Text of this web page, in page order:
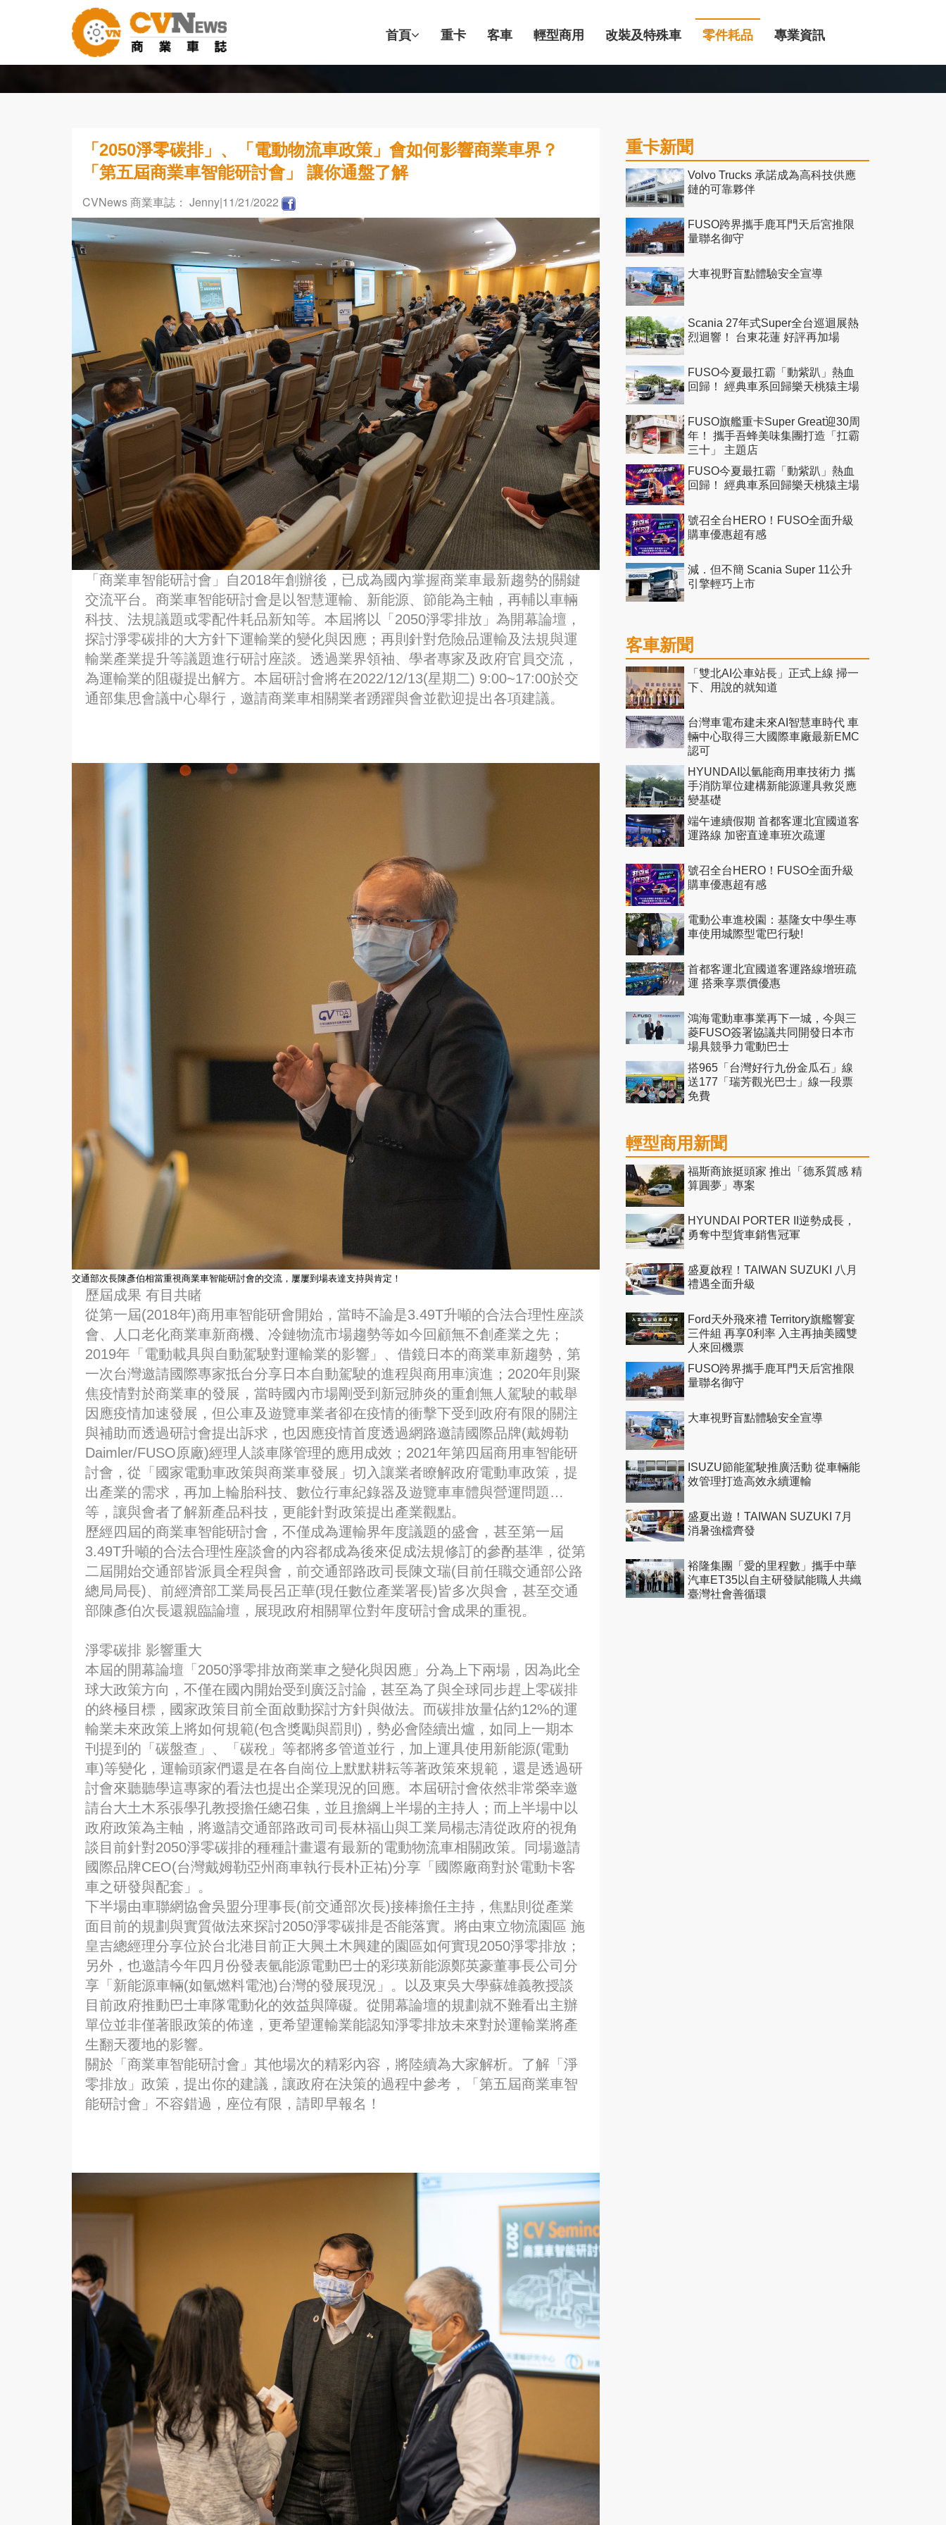
首頁 重卡 客車 輕型商用 改裝及特殊車 零件耗品 專業資訊
「2050淨零碳排」、「電動物流車政策」會如何影響商業車界？
「第五屆商業車智能研討會」 讓你通盤了解
CVNews 商業車誌： Jenny|11/21/2022
「商業車智能研討會」自2018年創辦後，已成為國內掌握商業車最新趨勢的關鍵
交流平台。商業車智能研討會是以智慧運輸、新能源、節能為主軸，再輔以車輛
科技、法規議題或零配件耗品新知等。本屆將以「2050淨零排放」為開幕論壇，
探討淨零碳排的大方針下運輸業的變化與因應；再則針對危險品運輸及法規與運
輸業產業提升等議題進行研討座談。透過業界領袖、學者專家及政府官員交流，
為運輸業的阻礙提出解方。本屆研討會將在2022/12/13(星期二) 9:00~17:00於交
通部集思會議中心舉行，邀請商業車相關業者踴躍與會並歡迎提出各項建議。
交通部次長陳彥伯相當重視商業車智能研討會的交流，屢屢到場表達支持與肯定！
歷屆成果 有目共睹
從第一屆(2018年)商用車智能研會開始，當時不論是3.49T升噸的合法合理性座談
會、人口老化商業車新商機、冷鏈物流市場趨勢等如今回顧無不創產業之先；
2019年「電動載具與自動駕駛對運輸業的影響」、借鏡日本的商業車新趨勢，第
一次台灣邀請國際專家抵台分享日本自動駕駛的進程與商用車演進；2020年則聚
焦疫情對於商業車的發展，當時國內市場剛受到新冠肺炎的重創無人駕駛的載舉
因應疫情加速發展，但公車及遊覽車業者卻在疫情的衝擊下受到政府有限的關注
與補助而透過研討會提出訴求，也因應疫情首度透過網路邀請國際品牌(戴姆勒
Daimler/FUSO原廠)經理人談車隊管理的應用成效；2021年第四屆商用車智能研
討會，從「國家電動車政策與商業車發展」切入讓業者瞭解政府電動車政策，提
出產業的需求，再加上輪胎科技、數位行車紀錄器及遊覽車車體與營運問題…
等，讓與會者了解新產品科技，更能針對政策提出產業觀點。
歷經四屆的商業車智能研討會，不僅成為運輸界年度議題的盛會，甚至第一屆
3.49T升噸的合法合理性座談會的內容都成為後來促成法規修訂的參酌基準，從第
二屆開始交通部皆派員全程與會，前交通部路政司長陳文瑞(目前任職交通部公路
總局局長)、前經濟部工業局長呂正華(現任數位產業署長)皆多次與會，甚至交通
部陳彥伯次長還親臨論壇，展現政府相關單位對年度研討會成果的重視。
淨零碳排 影響重大
本屆的開幕論壇「2050淨零排放商業車之變化與因應」分為上下兩場，因為此全
球大政策方向，不僅在國內開始受到廣泛討論，甚至為了與全球同步趕上零碳排
的終極目標，國家政策目前全面啟動探討方針與做法。而碳排放量佔約12%的運
輸業未來政策上將如何規範(包含獎勵與罰則)，勢必會陸續出爐，如同上一期本
刊提到的「碳盤查」、「碳稅」等都將多管道並行，加上運具使用新能源(電動
車)等變化，運輸頭家們還是在各自崗位上默默耕耘等著政策來規範，還是透過研
討會來聽聽學這專家的看法也提出企業現況的回應。本屆研討會依然非常榮幸邀
請台大土木系張學孔教授擔任總召集，並且擔綱上半場的主持人；而上半場中以
政府政策為主軸，將邀請交通部路政司司長林福山與工業局楊志清從政府的視角
談目前針對2050淨零碳排的種種計畫還有最新的電動物流車相關政策。同場邀請
國際品牌CEO(台灣戴姆勒亞州商車執行長朴正祐)分享「國際廠商對於電動卡客
車之研發與配套」。
下半場由車聯網協會吳盟分理事長(前交通部次長)接棒擔任主持，焦點則從產業
面目前的規劃與實質做法來探討2050淨零碳排是否能落實。將由東立物流園區 施
皇吉總經理分享位於台北港目前正大興土木興建的園區如何實現2050淨零排放；
另外，也邀請今年四月份發表氫能源電動巴士的彩瑛新能源鄭英豪董事長公司分
享「新能源車輛(如氫燃料電池)台灣的發展現況」。以及東吳大學蘇雄義教授談
目前政府推動巴士車隊電動化的效益與障礙。從開幕論壇的規劃就不難看出主辦
單位並非僅著眼政策的佈達，更希望運輸業能認知淨零排放未來對於運輸業將產
生翻天覆地的影響。
關於「商業車智能研討會」其他場次的精彩內容，將陸續為大家解析。了解「淨
零排放」政策，提出你的建議，讓政府在決策的過程中參考，「第五屆商業車智
能研討會」不容錯過，座位有限，請即早報名！
重卡新聞
Volvo Trucks 承諾成為高科技供應
鏈的可靠夥伴
FUSO跨界攜手鹿耳門天后宮推限
量聯名御守
大車視野盲點體驗安全宣導
Scania 27年式Super全台巡迴展熱
烈迴響！ 台東花蓮 好評再加場
FUSO今夏最扛霸「動紫趴」熱血
回歸！ 經典車系回歸樂天桃猿主場
FUSO旗艦重卡Super Great迎30周
年！ 攜手吾蜂美味集團打造「扛霸
三十」 主題店
FUSO今夏最扛霸「動紫趴」熱血
回歸！ 經典車系回歸樂天桃猿主場
號召全台HERO！FUSO全面升級
購車優惠超有感
減．但不簡 Scania Super 11公升
引擎輕巧上市
客車新聞
「雙北AI公車站長」正式上線 掃一
下、用說的就知道
台灣車電布建未來AI智慧車時代 車
輛中心取得三大國際車廠最新EMC
認可
HYUNDAI以氫能商用車技術力 攜
手消防單位建構新能源運具救災應
變基礎
端午連續假期 首都客運北宜國道客
運路線 加密直達車班次疏運
號召全台HERO！FUSO全面升級
購車優惠超有感
電動公車進校園：基隆女中學生專
車使用城際型電巴行駛!
首都客運北宜國道客運路線增班疏
運 搭乘享票價優惠
鴻海電動車事業再下一城，今與三
菱FUSO簽署協議共同開發日本市
場具競爭力電動巴士
搭965「台灣好行九份金瓜石」線
送177「瑞芳觀光巴士」線一段票
免費
輕型商用新聞
福斯商旅挺頭家 推出「德系質感 精
算圓夢」專案
HYUNDAI PORTER II逆勢成長，
勇奪中型貨車銷售冠軍
盛夏啟程！TAIWAN SUZUKI 八月
禮遇全面升級
Ford天外飛來禮 Territory旗艦響宴
三件組 再享0利率 入主再抽美國雙
人來回機票
FUSO跨界攜手鹿耳門天后宮推限
量聯名御守
大車視野盲點體驗安全宣導
ISUZU節能駕駛推廣活動 從車輛能
效管理打造高效永續運輸
盛夏出遊！TAIWAN SUZUKI 7月
消暑強檔齊發
裕隆集團「愛的里程數」攜手中華
汽車ET35以自主研發賦能職人共織
臺灣社會善循環